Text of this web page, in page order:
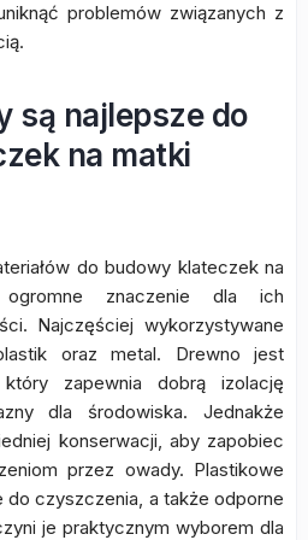
problemów związanych z
są najlepsze do
na matki
do budowy klateczek na
znaczenie dla ich
Najczęściej wykorzystywane
oraz metal. Drewno jest
który zapewnia dobrą izolację
dla środowiska. Jednakże
konserwacji, aby zapobiec
przez owady. Plastikowe
do czyszczenia, a także odporne
je praktycznym wyborem dla